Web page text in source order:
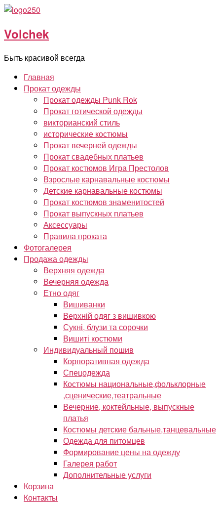
Перейти
содержимому
Volchek
Быть красивой всегда
Главная
Прокат одежды
Прокат одежды Punk Rok
Прокат готической одежды
викторианский стиль
исторические костюмы
Прокат вечерней одежды
Прокат свадебных платьев
Прокат костюмов Игра Престолов
Взрослые карнавальные костюмы
Детские карнавальные костюмы
Прокат костюмов знаменитостей
Прокат выпускных платьев
Аксессуары
Правила проката
Фотогалерея
Продажа одежды
Верхняя одежда
Вечерняя одежда
Етно одяг
Вишиванки
Верхній одяг з вишивкою
Сукні, блузи та сорочки
Вишиті костюми
Индивидуальный пошив
Корпоративная одежда
Спецодежда
Костюмы национальные,фольклорные
,сценические,театральные
Вечерние, коктейльные, выпускные
платья
Костюмы детские бальные,танцевальные
Одежда для питомцев
Формирование цены на одежду
Галерея работ
Дополнительные услуги
Корзина
Контакты